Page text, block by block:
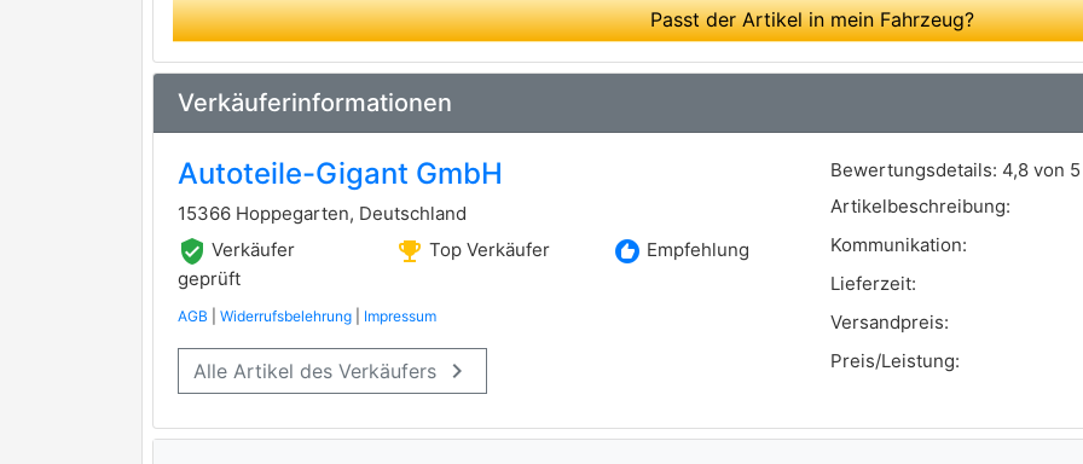
Passt der Artikel in mein Fahrzeug?
Verkäuferinformationen
Autoteile-Gigant GmbH
15366 Hoppegarten, Deutschland
verified_user Verkäufer
geprüft
emoji_events Top Verkäufer recommend Empfehlung
AGB Widerrufsbelehrung Impressum
Alle Artikel des Verkäufers keyboard_arrow_right
Bewertungsdetails: 4,8 von 5
Artikelbeschreibung:
Kommunikation:
Lieferzeit:
Versandpreis:
Preis/Leistung: